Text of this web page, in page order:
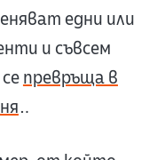
едни или
и съвсем
превръща в
…